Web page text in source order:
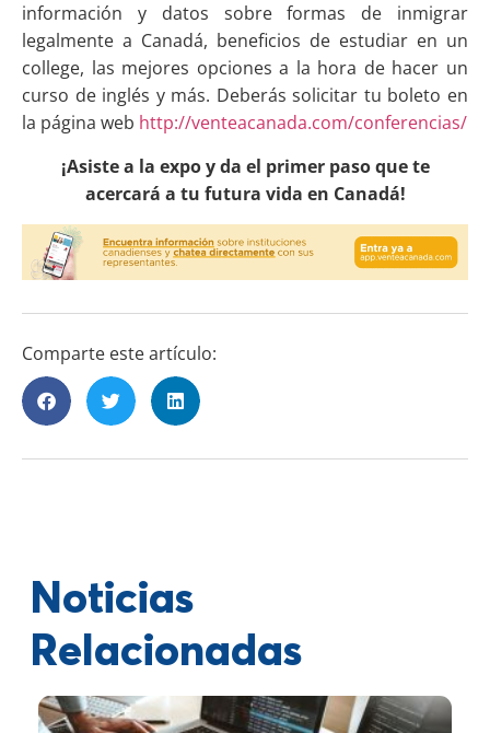
información y datos sobre formas de inmigrar
legalmente a Canadá, beneficios de estudiar en un
college, las mejores opciones a la hora de hacer un
curso de inglés y más. Deberás solicitar tu boleto en
la página web http://venteacanada.com/conferencias/
¡Asiste a la expo y da el primer paso que te
acercará a tu futura vida en Canadá!
Comparte este artículo:
Noticias
Relacionadas